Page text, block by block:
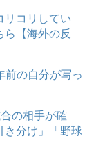
リコリしてい
ら【海外の反
前の自分が写っ
の相手が確
分け」「野球